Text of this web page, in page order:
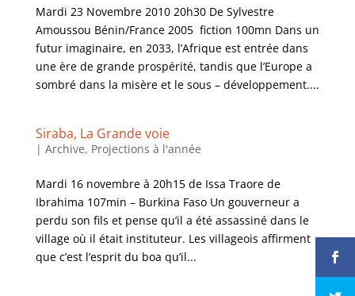
Mardi 23 Novembre 2010 20h30 De Sylvestre
Amoussou Bénin/France 2005 fiction 100mn Dans un
futur imaginaire, en 2033, l’Afrique est entrée dans
une ère de grande prospérité, tandis que l’Europe a
sombré dans la misère et le sous – développement....
Siraba, La Grande voie
| Archive, Projections à l'année
Mardi 16 novembre à 20h15 de Issa Traore de
Ibrahima 107min – Burkina Faso Un gouverneur a
perdu son fils et pense qu’il a été assassiné dans le
village où il était instituteur. Les villageois affirment
que c’est l’esprit du boa qu’il...